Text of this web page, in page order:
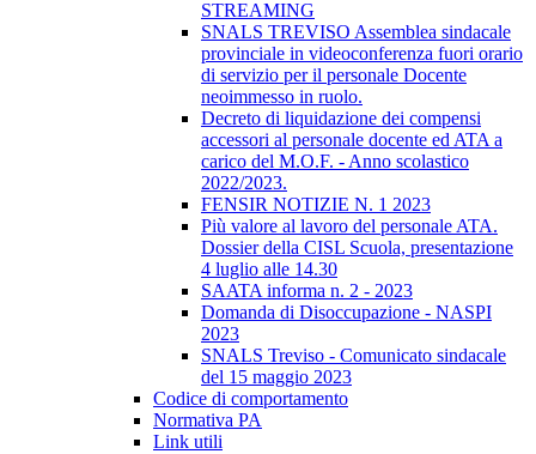
STREAMING
SNALS TREVISO Assemblea sindacale
provinciale in videoconferenza fuori orario
di servizio per il personale Docente
neoimmesso in ruolo.
Decreto di liquidazione dei compensi
accessori al personale docente ed ATA a
carico del M.O.F. - Anno scolastico
2022/2023.
FENSIR NOTIZIE N. 1 2023
Più valore al lavoro del personale ATA.
Dossier della CISL Scuola, presentazione
4 luglio alle 14.30
SAATA informa n. 2 - 2023
Domanda di Disoccupazione - NASPI
2023
SNALS Treviso - Comunicato sindacale
del 15 maggio 2023
Codice di comportamento
Normativa PA
Link utili